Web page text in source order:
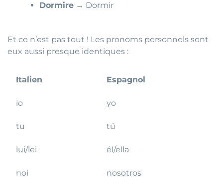
Dormire → Dormir
Et ce n’est pas tout ! Les pronoms personnels sont
eux aussi presque identiques :
Italien Espagnol
io yo
tu tú
lui/lei él/ella
noi nosotros